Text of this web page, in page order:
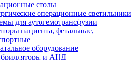
столы
операционные светильники
для аутогемотрансфузии
пациента, фетальные,
оборудование
и АНД